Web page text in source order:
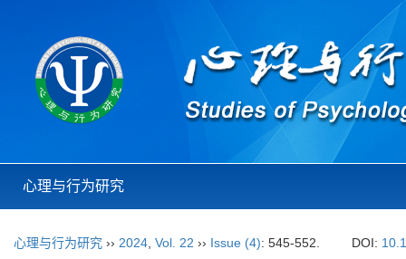
心理与行为研究
心理与行为研究 ›› 2024 Vol. 22 ›› Issue (4): 545-552. DOI: